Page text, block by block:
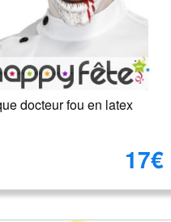
docteur fou en latex
17€